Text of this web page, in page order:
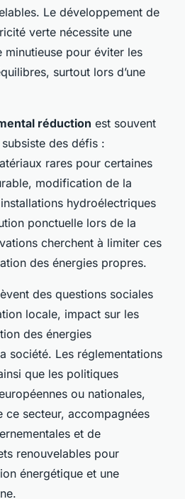
Le développement de
verte nécessite une
minutieuse pour éviter les
surtout lors d’une
réduction est souvent
des défis :
rares pour certaines
modification de la
hydroélectriques
ponctuelle lors de la
cherchent à limiter ces
des énergies propres.
des questions sociales
locale, impact sur les
des énergies
société. Les réglementations
que les politiques
ou nationales,
ce secteur, accompagnées
et de
renouvelables pour
énergétique et une